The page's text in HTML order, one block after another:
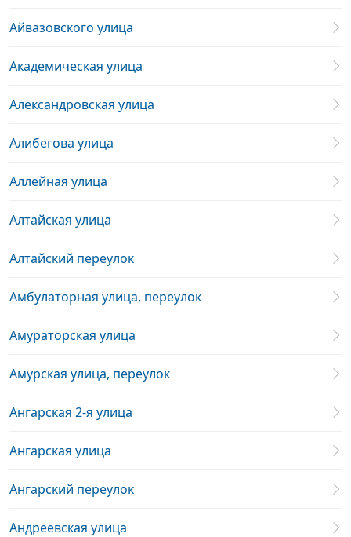
Айвазовского улица
Академическая улица
Александровская улица
Алибегова улица
Аллейная улица
Алтайская улица
Алтайский переулок
Амбулаторная улица, переулок
Амураторская улица
Амурская улица, переулок
Ангарская 2-я улица
Ангарская улица
Ангарский переулок
Андреевская улица